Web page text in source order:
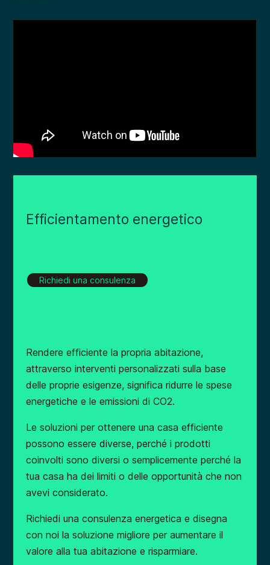
Efficientamento energetico
Richiedi una consulenza
Rendere efficiente la propria abitazione,
attraverso interventi personalizzati sulla base
delle proprie esigenze, significa ridurre le spese
energetiche e le emissioni di CO2.
Le soluzioni per ottenere una casa efficiente
possono essere diverse, perché i prodotti
coinvolti sono diversi o semplicemente perché la
tua casa ha dei limiti o delle opportunità che non
avevi considerato.
Richiedi una consulenza energetica e disegna
con noi la soluzione migliore per aumentare il
valore alla tua abitazione e risparmiare.